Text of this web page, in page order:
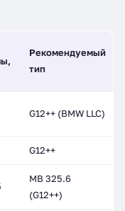
Рекомендуемый
тип
G12++ (BMW LLC)
G12++
MB 325.6
(G12++)